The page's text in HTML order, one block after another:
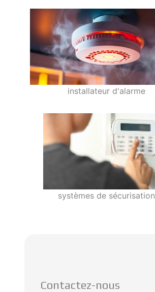
installateur d'alarme
systèmes de sécurisation
Contactez-nous